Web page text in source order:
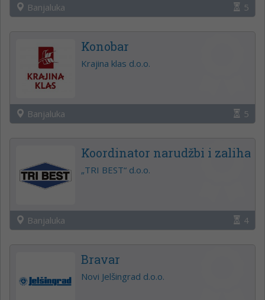
Banjaluka 5
Konobar
Krajina klas d.o.o.
Banjaluka 5
Koordinator narudžbi i zaliha
„TRI BEST“ d.o.o.
Banjaluka 4
Bravar
Novi Jelšingrad d.o.o.